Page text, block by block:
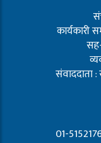
कार्यकारी
संवाददाता
01-